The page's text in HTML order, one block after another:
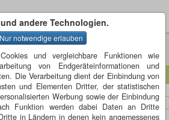
andere Technologien.
und vergleichbare Funktionen wie
von Endgeräteinformationen und
Die Verarbeitung dient der Einbindung von
und Elementen Dritter, der statistischen
Werbung sowie der Einbindung
Funktion werden dabei Daten an Dritte
in Ländern in denen kein angemessenes